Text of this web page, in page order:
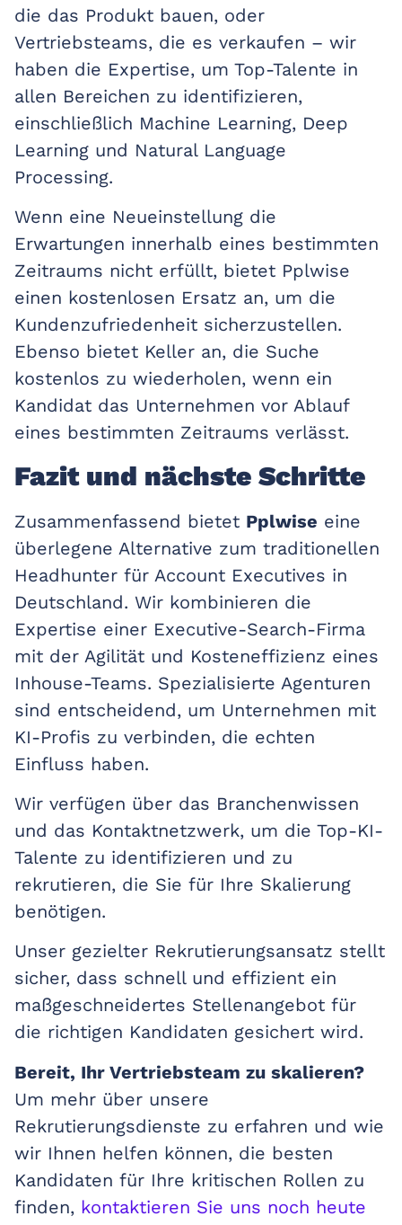
die das Produkt bauen, oder
Vertriebsteams, die es verkaufen – wir
haben die Expertise, um Top-Talente in
allen Bereichen zu identifizieren,
einschließlich Machine Learning, Deep
Learning und Natural Language
Processing.
Wenn eine Neueinstellung die
Erwartungen innerhalb eines bestimmten
Zeitraums nicht erfüllt, bietet Pplwise
einen kostenlosen Ersatz an, um die
Kundenzufriedenheit sicherzustellen.
Ebenso bietet Keller an, die Suche
kostenlos zu wiederholen, wenn ein
Kandidat das Unternehmen vor Ablauf
eines bestimmten Zeitraums verlässt.
Fazit und nächste Schritte
Zusammenfassend bietet Pplwise eine
überlegene Alternative zum traditionellen
Headhunter für Account Executives in
Deutschland. Wir kombinieren die
Expertise einer Executive-Search-Firma
mit der Agilität und Kosteneffizienz eines
Inhouse-Teams. Spezialisierte Agenturen
sind entscheidend, um Unternehmen mit
KI-Profis zu verbinden, die echten
Einfluss haben.
Wir verfügen über das Branchenwissen
und das Kontaktnetzwerk, um die Top-KI-
Talente zu identifizieren und zu
rekrutieren, die Sie für Ihre Skalierung
benötigen.
Unser gezielter Rekrutierungsansatz stellt
sicher, dass schnell und effizient ein
maßgeschneidertes Stellenangebot für
die richtigen Kandidaten gesichert wird.
Bereit, Ihr Vertriebsteam zu skalieren?
Um mehr über unsere
Rekrutierungsdienste zu erfahren und wie
wir Ihnen helfen können, die besten
Kandidaten für Ihre kritischen Rollen zu
finden, kontaktieren Sie uns noch heute